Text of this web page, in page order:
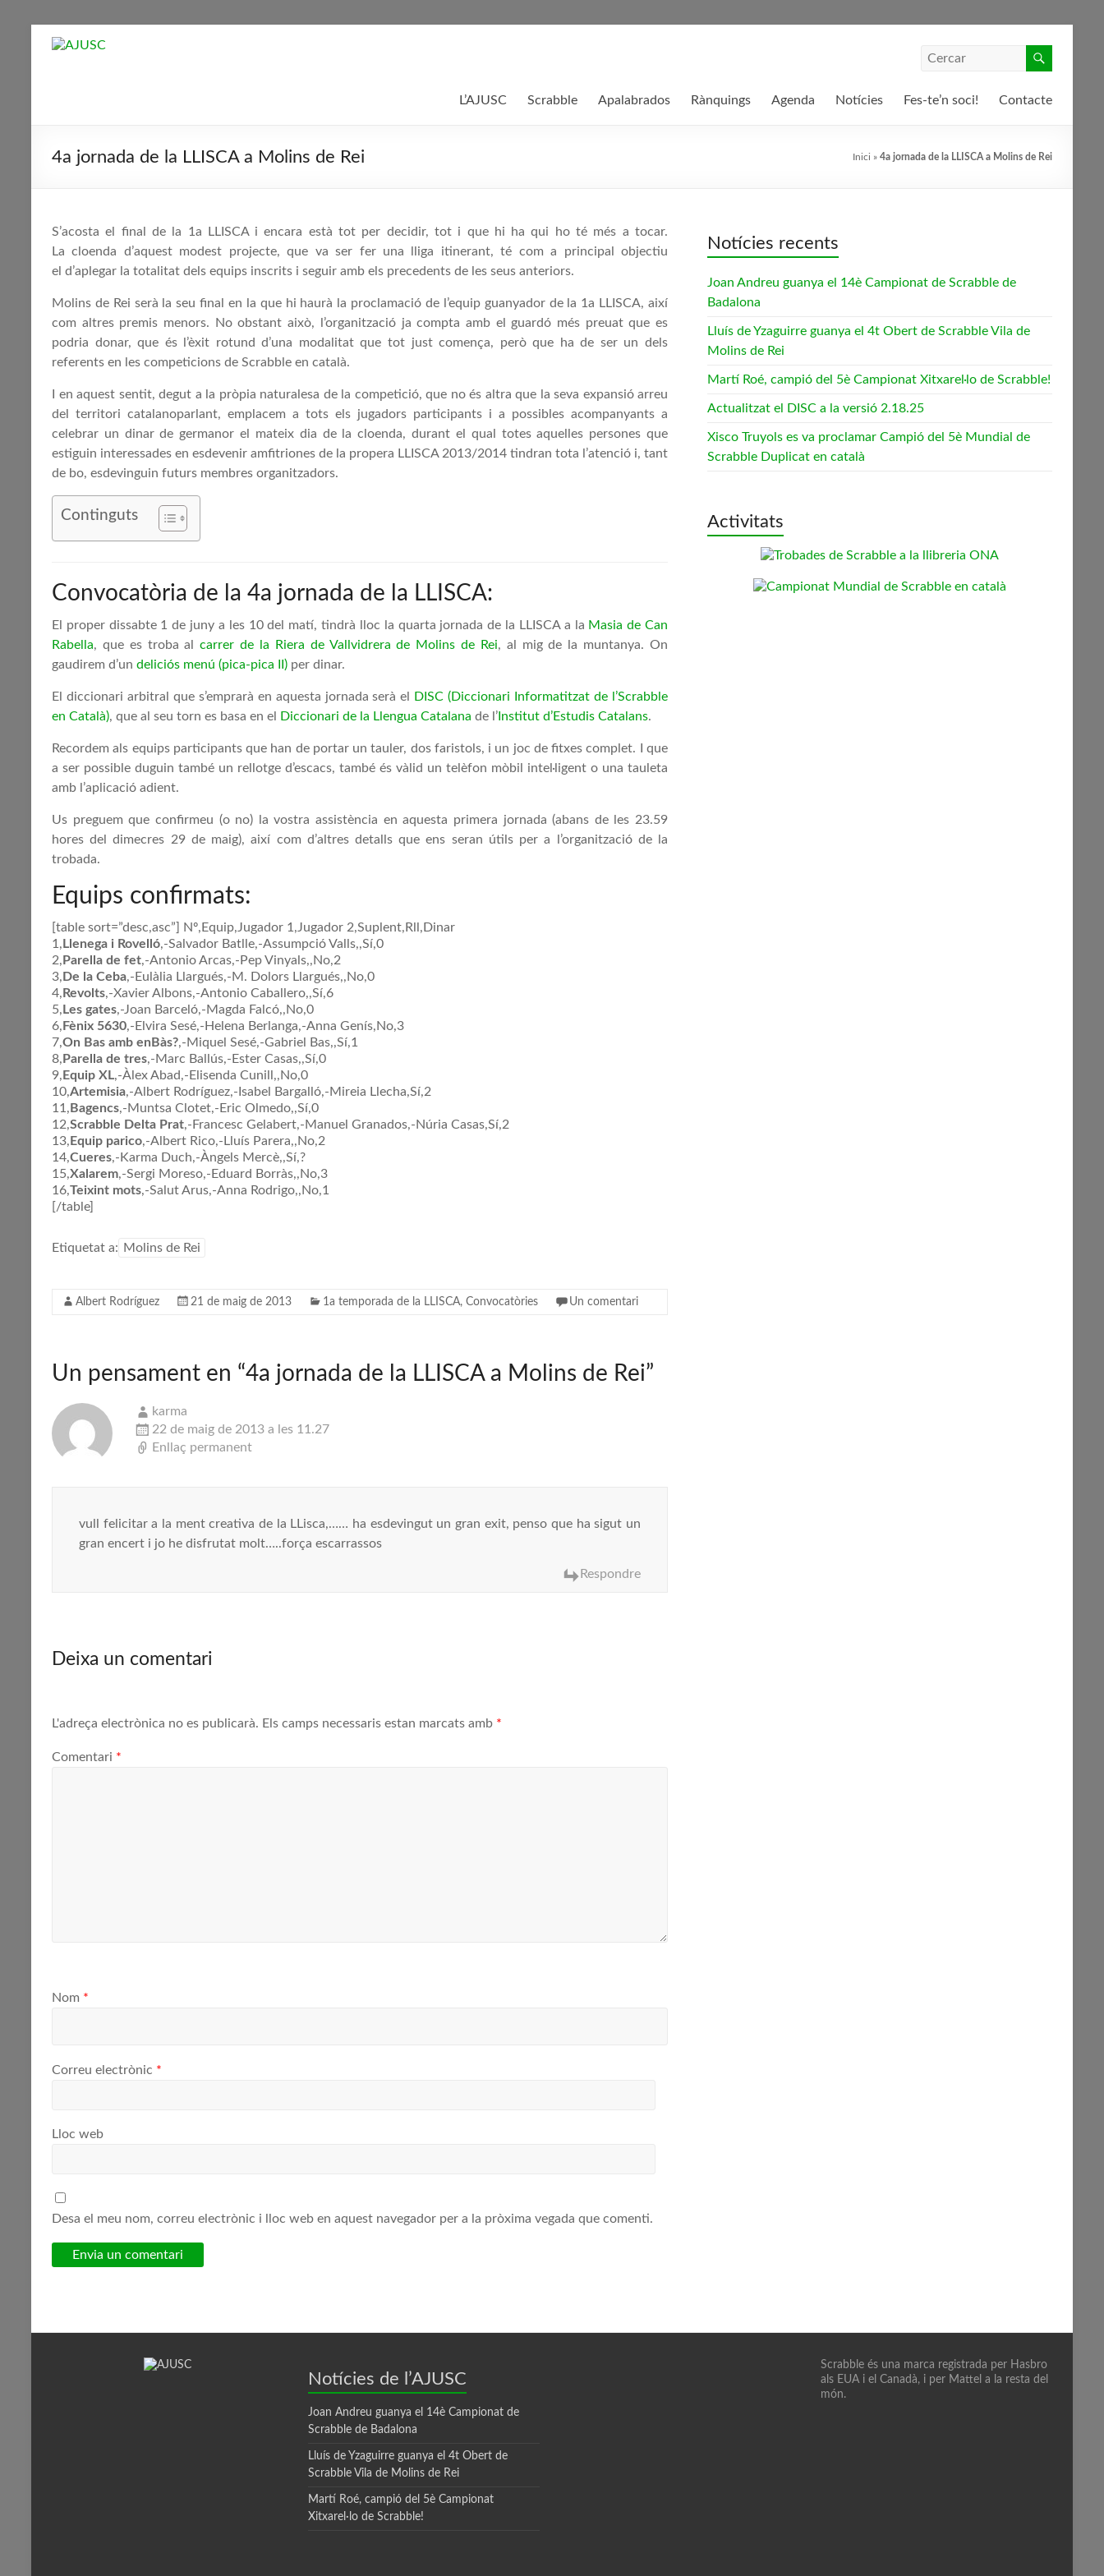
de
L’AJUSC Scrabble Apalabrados Rànquings Agenda Notícies Fes-te’n soci! Contacte
4a jornada de la LLISCA a Molins de Rei Inici » 4a jornada de la LLISCA a Molins de Rei
S’acosta el final de la 1a LLISCA i encara està tot per decidir, tot i que hi ha qui ho té més a tocar.
La cloenda d’aquest modest projecte, que va ser fer una lliga itinerant, té com a principal objectiu
el d’aplegar la totalitat dels equips inscrits i seguir amb els precedents de les seus anteriors.
Molins de Rei serà la seu final en la que hi haurà la proclamació de l’equip guanyador de la 1a LLISCA, així
com altres premis menors. No obstant això, l’organització ja compta amb el guardó més preuat que es
podria donar, que és l’èxit rotund d’una modalitat que tot just comença, però que ha de ser un dels
referents en les competicions de Scrabble en català.
I en aquest sentit, degut a la pròpia naturalesa de la competició, que no és altra que la seva expansió arreu
del territori catalanoparlant, emplacem a tots els jugadors participants i a possibles acompanyants a
celebrar un dinar de germanor el mateix dia de la cloenda, durant el qual totes aquelles persones que
estiguin interessades en esdevenir amfitriones de la propera LLISCA 2013/2014 tindran tota l’atenció i, tant
de bo, esdevinguin futurs membres organitzadors.
Continguts
Convocatòria de la 4a jornada de la LLISCA:
El proper dissabte 1 de juny a les 10 del matí, tindrà lloc la quarta jornada de la LLISCA a la Masia de Can
Rabella, que es troba alcarrer de la Riera de Vallvidrera de Molins de Rei, al mig de la muntanya. On
gaudirem d’un deliciós menú (pica-pica II) per dinar.
El diccionari arbitral que s’emprarà en aquesta jornada serà el
DISC (Diccionari Informatitzat de l’Scrabble
en Català), que al seu torn es basa en el Diccionari de la Llengua Catalana de l’ Institut d’Estudis Catalans.
Recordem als equips participants que han de portar un tauler, dos faristols, i un joc de fitxes complet. I que
a ser possible duguin també un rellotge d’escacs, també és vàlid un telèfon mòbil intel·ligent o una tauleta
amb l’aplicació adient.
Us preguem que confirmeu (o no) la vostra assistència en aquesta primera jornada (abans de les 23.59
hores del dimecres 29 de maig), així com d’altres detalls que ens seran útils per a l’organització de la
trobada.
Equips confirmats:
[table sort=”desc,asc”] Nº,Equip,Jugador 1,Jugador 2,Suplent,Rll,Dinar
1, Llenega i Rovelló,-Salvador Batlle,-Assumpció Valls,,Sí,0
2, Parella de fet,-Antonio Arcas,-Pep Vinyals,,No,2
3, De la Ceba,-Eulàlia Llargués,-M. Dolors Llargués,,No,0
4, Revolts,-Xavier Albons,-Antonio Caballero,,Sí,6
5, Les gates,-Joan Barceló,-Magda Falcó,,No,0
6, Fènix 5630,-Elvira Sesé,-Helena Berlanga,-Anna Genís,No,3
7,On Bas amb enBàs?,-Miquel Sesé,-Gabriel Bas,,Sí,1
8, Parella de tres,-Marc Ballús,-Ester Casas,,Sí,0
9, Equip XL,-Àlex Abad,-Elisenda Cunill,,No,0
10,Artemisia,-Albert Rodríguez,-Isabel Bargalló,-Mireia Llecha,Sí,2
11, Bagencs,-Muntsa Clotet,-Eric Olmedo,,Sí,0
12,Scrabble Delta Prat,-Francesc Gelabert,-Manuel Granados,-Núria Casas,Sí,2
13, Equip parico,-Albert Rico,-Lluís Parera,,No,2
14,Cueres,-Karma Duch,-Àngels Mercè,,Sí,?
15,Xalarem,-Sergi Moreso,-Eduard Borràs,,No,3
16,Teixint mots,-Salut Arus,-Anna Rodrigo,,No,1
[/table]
Etiquetat a: Molins de Rei
Albert Rodríguez 21 de maig de 2013 1a temporada de la LLISCA, Convocatòries Un comentari
Un pensament en “4a jornada de la LLISCA a Molins de Rei”
karma
22 de maig de 2013 a les 11.27
Enllaç permanent
vull felicitar a la ment creativa de la LLisca,…… ha esdevingut un gran exit, penso que ha sigut un
gran encert i jo he disfrutat molt…..força escarrassos
Respondre
Deixa un comentari
L'adreça electrònica no es publicarà. Els camps necessaris estan marcats amb *
Comentari *
Nom *
Correu electrònic *
Lloc web
Desa el meu nom, correu electrònic i lloc web en aquest navegador per a la pròxima vegada que comenti.
Notícies recents
Joan Andreu guanya el 14è Campionat de Scrabble de
Badalona
Lluís de Yzaguirre guanya el 4t Obert de Scrabble Vila de
Molins de Rei
Martí Roé, campió del 5è Campionat Xitxarel·lo de Scrabble!
Actualitzat el DISC a la versió 2.18.25
Xisco Truyols es va proclamar Campió del 5è Mundial de
Scrabble Duplicat en català
Activitats
Notícies de l’AJUSC
Joan Andreu guanya el 14è Campionat de
Scrabble de Badalona
Lluís de Yzaguirre guanya el 4t Obert de
Scrabble Vila de Molins de Rei
Martí Roé, campió del 5è Campionat
Xitxarel·lo de Scrabble!
Scrabble és una marca registrada per Hasbro
als EUA i el Canadà, i per Mattel a la resta del
món.